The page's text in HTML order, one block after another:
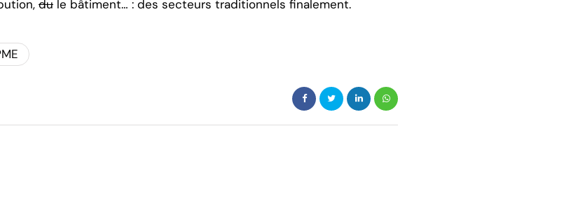
du le bâtiment… : des secteurs traditionnels finalement.